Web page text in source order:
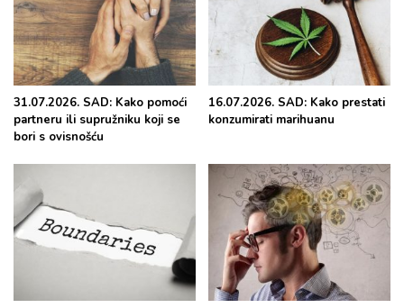
31.07.2026. SAD: Kako pomoći
partneru ili supružniku koji se
bori s ovisnošću
16.07.2026. SAD: Kako prestati
konzumirati marihuanu